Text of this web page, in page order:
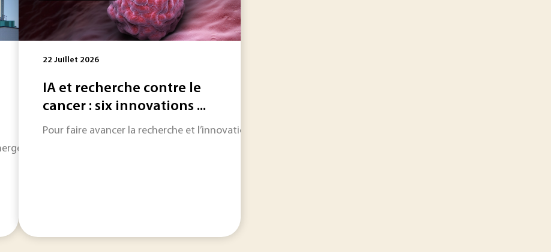
l’hydrogène doit faire face à des défis technologiques majeurs et notamment au « Norby gap », qui limite...
22 Juillet 2026
IA et recherche contre le
cancer : six innovations ...
Pour faire avancer la recherche et l’innovation, il est capital de faire preuve de créativité et sortir des sentiers